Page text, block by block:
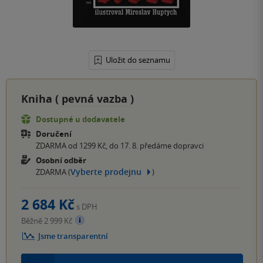
Uložit do seznamu
Kniha ( pevná vazba )
Dostupné u dodavatele
Doručení
ZDARMA od 1299 Kč, do 17. 8. předáme dopravci
Osobní odběr
ZDARMA (Vyberte prodejnu )
2 684 Kč s DPH
Běžně 2 999 Kč
Jsme transparentní